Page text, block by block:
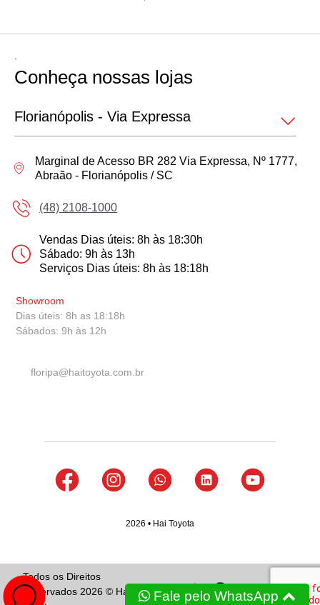
Conheça nossas lojas
Marginal de Acesso BR 282 Via Expressa, Nº 1777,
Abraão - Florianópolis / SC
(48) 2108-1000
Vendas Dias úteis: 8h às 18:30h
Sábado: 9h às 13h
Serviços Dias úteis: 8h às 18:18h
Showroom
Dias úteis: 8h as 18:18h
Sábados: 9h às 12h
floripa@haitoyota.com.br
2026 • Hai Toyota
Fale pelo WhatsApp
Todos os Direitos
Reservados 2026 © Hai